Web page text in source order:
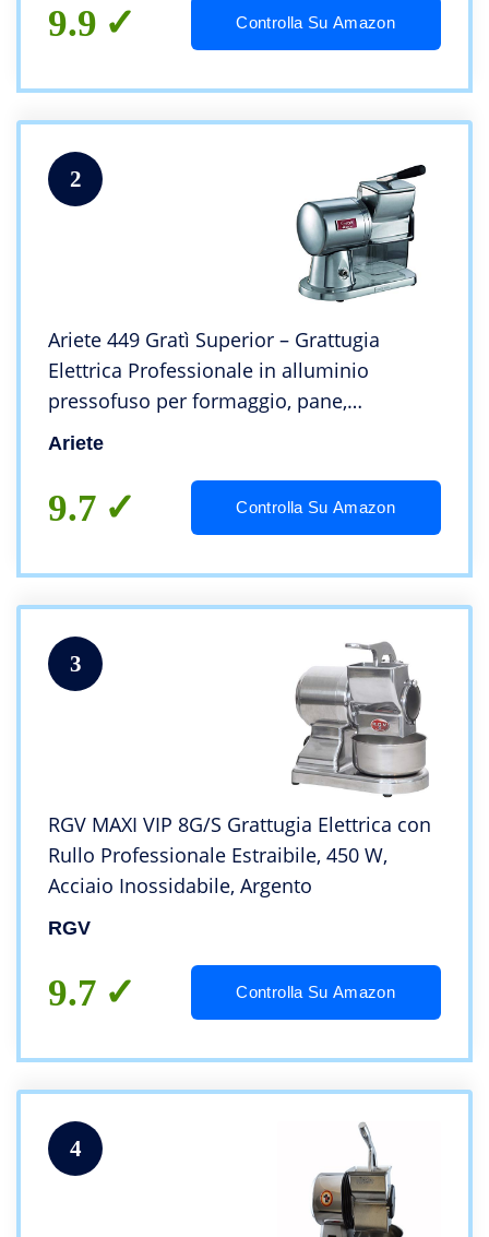
9.9 Controlla Su Amazon
2
Ariete 449 Gratì Superior – Grattugia
Elettrica Professionale in alluminio
pressofuso per formaggio, pane,
cioccolata, frutta secca, 350 watt – Argento
Ariete
9.7 Controlla Su Amazon
3
RGV MAXI VIP 8G/S Grattugia Elettrica con
Rullo Professionale Estraibile, 450 W,
Acciaio Inossidabile, Argento
RGV
9.7 Controlla Su Amazon
4